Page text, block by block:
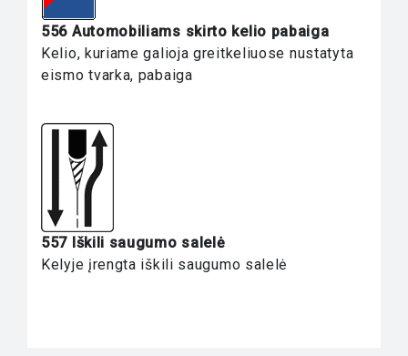
556 Automobiliams skirto kelio pabaiga
Kelio, kuriame galioja greitkeliuose nustatyta
eismo tvarka, pabaiga
557 Iškili saugumo salelė
Kelyje įrengta iškili saugumo salelė